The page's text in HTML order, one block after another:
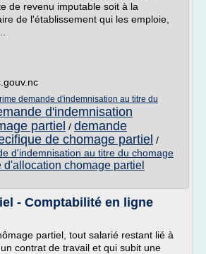
de revenu imputable soit à la
de l'établissement qui les emploie,
demande d'indemnisation au titre du
d'indemnisation
partiel / demande
de chomage partiel /
d'indemnisation au titre du chomage
d'allocation chomage partiel
- Comptabilité en ligne
partiel, tout salarié restant lié à
contrat de travail et qui subit une